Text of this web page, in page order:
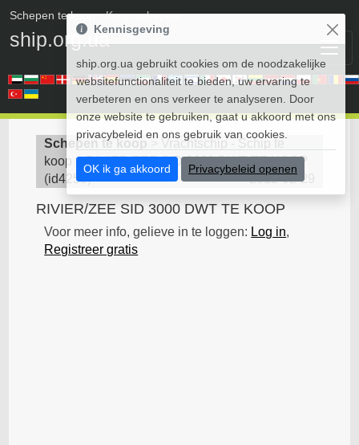
Schepen te koop• Koop schepen
ship.org.ua
Schepen te koop
Vrachtschip - Schip te
koop >RIVIER/ZEE SID 3000 DWT TE KOOP
(id4259) 2012-02-29
RIVIER/ZEE SID 3000 DWT TE KOOP
Voor meer info, gelieve in te loggen: Log in,
Registreer gratis
Kennisgeving
ship.org.ua gebruikt cookies om de noodzakelijke
websitefunctionaliteit te bieden, uw ervaring te
verbeteren en ons verkeer te analyseren. Door
onze website te gebruiken, gaat u akkoord met ons
privacybeleid en ons gebruik van cookies.
OK ik ga akkoord Privacybeleid openen